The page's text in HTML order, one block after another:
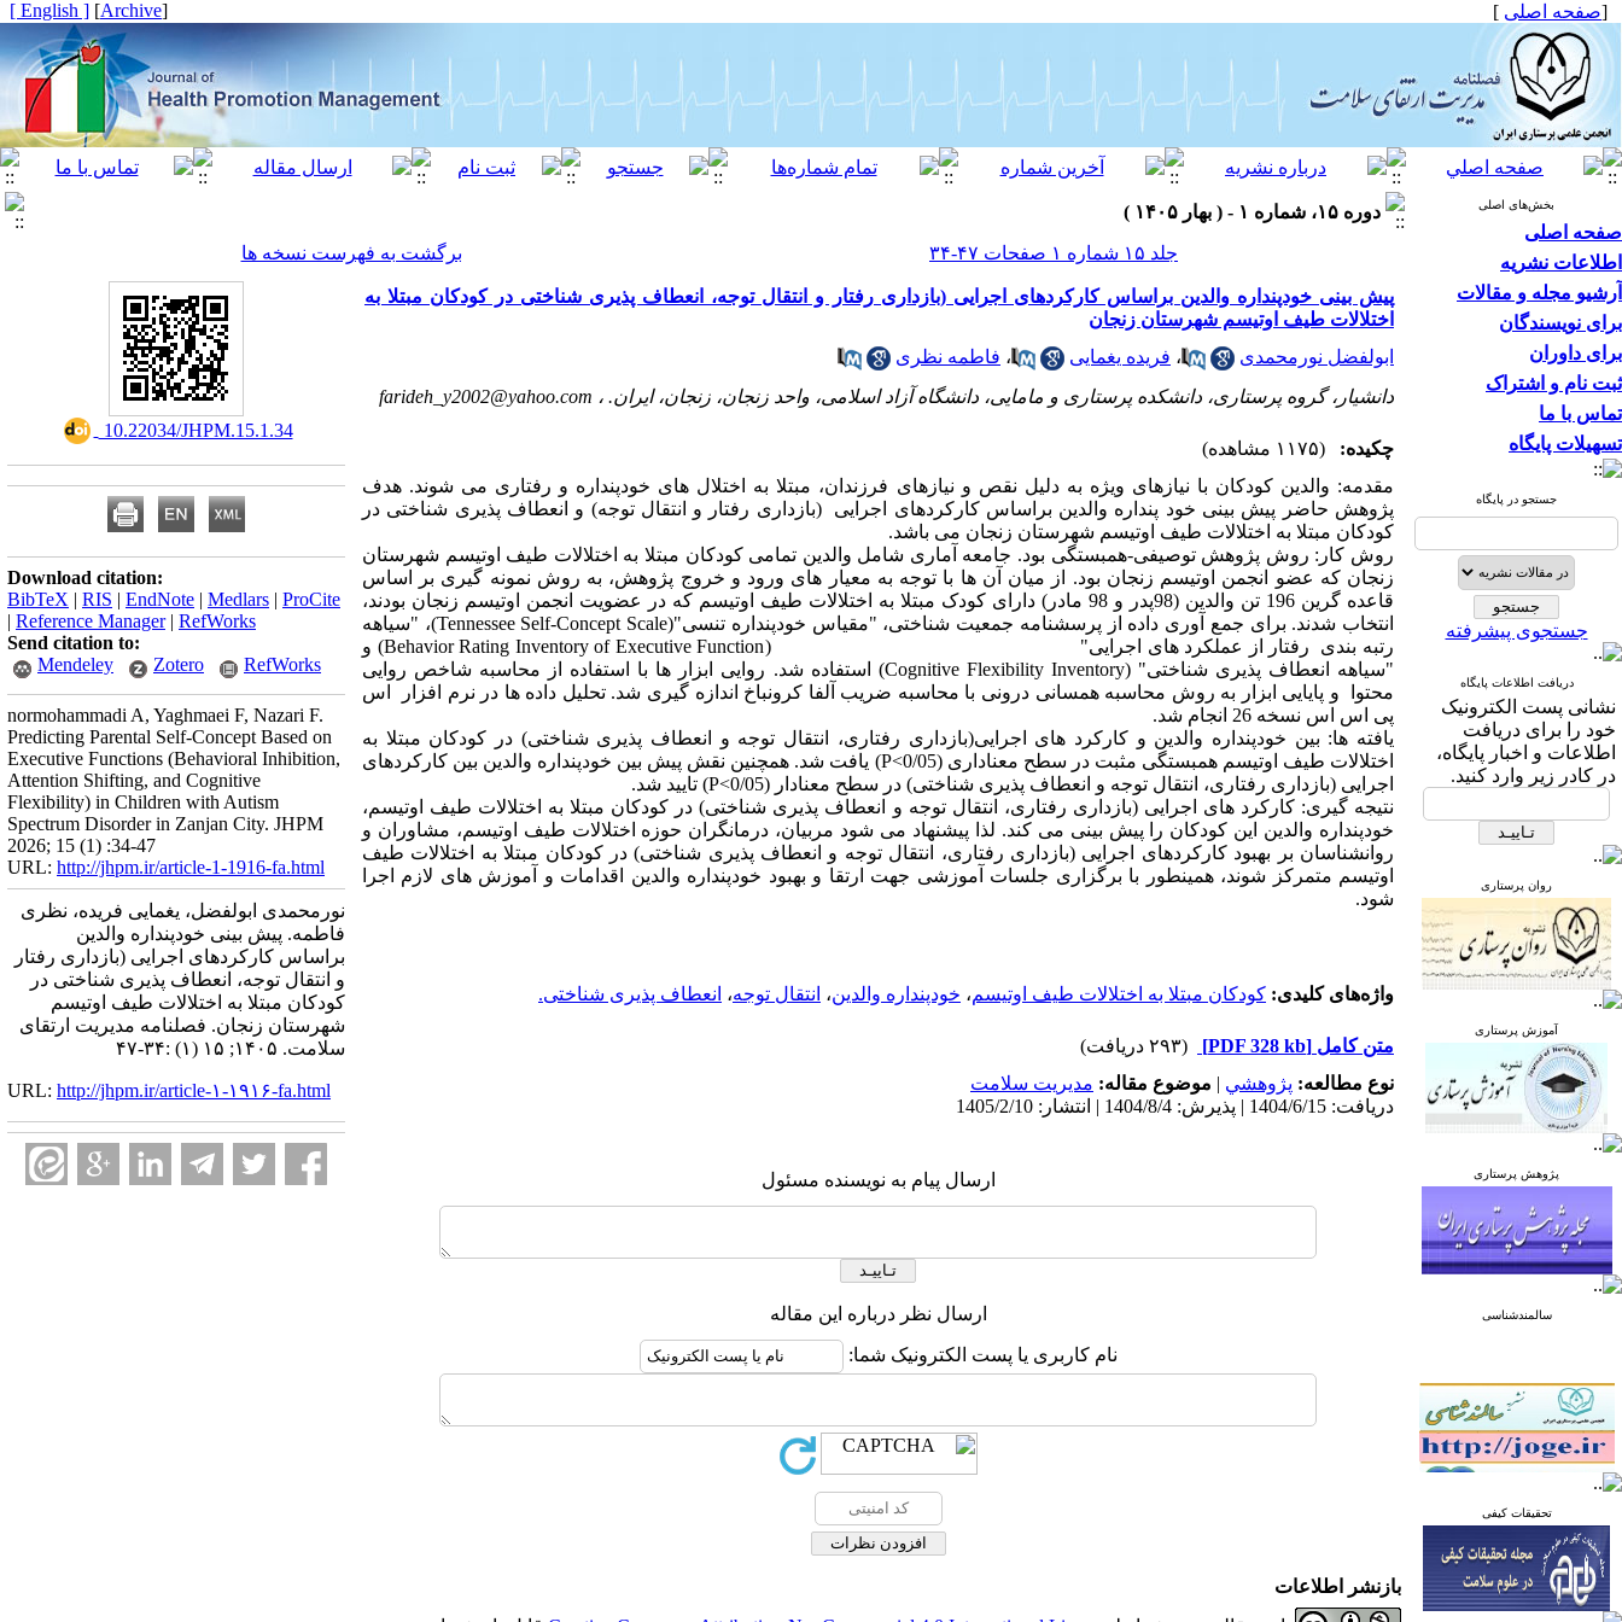
[صفحه اصلی ]
[
Archive
]
[ English ]
بخش‌های اصلی
صفحه اصلی
اطلاعات نشریه
آرشیو مجله و مقالات
برای نویسندگان
برای داوران
ثبت نام و اشتراک
تماس با ما
تسهیلات پایگاه
جستجو در پایگاه
جستجوی پیشرفته
دریافت اطلاعات پایگاه
نشانی پست الکترونیک
خود را برای دریافت
اطلاعات و اخبار پایگاه،
در کادر زیر وارد کنید.
روان پرستاری
آموزش پرستاری
پژوهش پرستاری
سالمندشناسی
تحقیقات کیفی
دوره ۱۵، شماره ۱ - ( بهار ۱۴۰۵ )
جلد ۱۵ شماره ۱ صفحات ۴۷-۳۴
برگشت به فهرست نسخه ها
پیش بینی خودپنداره والدین براساس کارکردهای اجرایی (بازداری رفتار و انتقال توجه، انعطاف پذیری شناختی در کودکان مبتلا به
اختلالات طیف اوتیسم شهرستان زنجان
ابولفضل نورمحمدی
، فریده یغمایی ، فاطمه نظری
دانشیار، گروه پرستاری، دانشکده پرستاری و مامایی، دانشگاه آزاد اسلامی، واحد زنجان، زنجان، ایران. ، farideh_y2002@yahoo.com
چکیده:
(۱۱۷۵ مشاهده)
مقدمه: والدین کودکان با نیازهای ویژه به دلیل نقص و نیازهای فرزندان، مبتلا به اختلال های خودپنداره و رفتاری می شوند. هدف
پژوهش حاضر پیش بینی خود پنداره والدین براساس کارکردهای اجرایی (بازداری رفتار و انتقال توجه) و انعطاف پذیری شناختی در
کودکان مبتلا به اختلالات طیف اوتیسم شهرستان زنجان می باشد.
روش کار: روش پژوهش توصیفی-همبستگی بود. جامعه آماری شامل والدین تمامی کودکان مبتلا به اختلالات طیف اوتیسم شهرستان
زنجان که عضو انجمن اوتیسم زنجان بود. از میان آن ها با توجه به معیار های ورود و خروج پژوهش، به روش نمونه گیری بر اساس
قاعده گرین 196 تن والدین (98پدر و 98 مادر) دارای کودک مبتلا به اختلالات طیف اوتیسم که در عضویت انجمن اوتیسم زنجان بودند،
انتخاب شدند. برای جمع آوری داده از پرسشنامه جمعیت شناختی، "مقیاس خودپنداره تنسی"(Tennessee Self-Concept Scale)، "سیاهه
رتبه بندی رفتار از عملکرد های اجرایی" (Behavior Rating Inventory of Executive Function) و
"سیاهه انعطاف پذیری شناختی" (Cognitive Flexibility Inventory) استفاده شد. روایی ابزار ها با استفاده از محاسبه شاخص روایی
محتوا و پایایی ابزار به روش محاسبه همسانی درونی با محاسبه ضریب آلفا کرونباخ اندازه گیری شد. تحلیل داده ها در نرم افزار اس
پی اس اس نسخه 26 انجام شد.
یافته ها: بین خودپنداره والدین و کارکرد های اجرایی(بازداری رفتاری، انتقال توجه و انعطاف پذیری شناختی) در کودکان مبتلا به
اختلالات طیف اوتیسم همبستگی مثبت در سطح معناداری (P<0/05) یافت شد. همچنین نقش پیش بین خودپنداره والدین بین کارکردهای
اجرایی (بازداری رفتاری، انتقال توجه و انعطاف پذیری شناختی) در سطح معنادار (P<0/05) تایید شد.
نتیجه گیری: کارکرد های اجرایی (بازداری رفتاری، انتقال توجه و انعطاف پذیری شناختی) در کودکان مبتلا به اختلالات طیف اوتیسم،
خودپنداره والدین این کودکان را پیش بینی می کند. لذا پیشنهاد می شود مربیان، درمانگران حوزه اختلالات طیف اوتیسم، مشاوران و
روانشناسان بر بهبود کارکردهای اجرایی (بازداری رفتاری، انتقال توجه و انعطاف پذیری شناختی) در کودکان مبتلا به اختلالات طیف
اوتیسم متمرکز شوند، همینطور با برگزاری جلسات آموزشی جهت ارتقا و بهبود خودپنداره والدین اقدامات و آموزش های لازم اجرا
شود.
واژه‌های کلیدی: کودکان مبتلا به اختلالات طیف اوتیسم، خودپنداره والدین، انتقال توجه، انعطاف پذیری شناختی.
متن کامل [PDF 328 kb]
(۲۹۳ دریافت)
نوع مطالعه: پژوهشي | موضوع مقاله: مدیریت سلامت
دریافت: 1404/6/15 | پذیرش: 1404/8/4 | انتشار: 1405/2/10
ارسال پیام به نویسنده مسئول
ارسال نظر درباره این مقاله
نام کاربری یا پست الکترونیک شما:
‎ 10.22034/JHPM.15.1.34
Download citation:
BibTeX | RIS | EndNote | Medlars | ProCite
| Reference Manager| RefWorks
Send citation to:
Mendeley
Zotero RefWorks
normohammadi A, Yaghmaei F, Nazari F.
Predicting Parental Self-Concept Based on
Executive Functions (Behavioral Inhibition,
Attention Shifting, and Cognitive
Flexibility) in Children with Autism
Spectrum Disorder in Zanjan City. JHPM
2026; 15 (1) :34-47
URL: http://jhpm.ir/article-1-1916-fa.html
نورمحمدی ابولفضل، یغمایی فریده، نظری
فاطمه. پیش بینی خودپنداره والدین
براساس کارکردهای اجرایی (بازداری رفتار
و انتقال توجه، انعطاف پذیری شناختی در
کودکان مبتلا به اختلالات طیف اوتیسم
شهرستان زنجان. فصلنامه مدیریت ارتقای
سلامت. ۱۴۰۵; ۱۵ (۱) :۳۴-۴۷
URL: http://jhpm.ir/article-۱-۱۹۱۶-fa.html
بازنشر اطلاعات